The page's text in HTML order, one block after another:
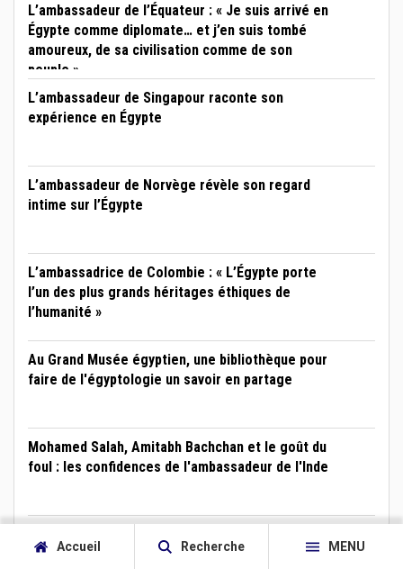
Accueil Recherche MENU
L’ambassadeur de l’Équateur : « Je suis arrivé en
Égypte comme diplomate… et j’en suis tombé
amoureux, de sa civilisation comme de son
peuple »
L’ambassadeur de Singapour raconte son
expérience en Égypte
L’ambassadeur de Norvège révèle son regard
intime sur l’Égypte
L’ambassadrice de Colombie : « L’Égypte porte
l’un des plus grands héritages éthiques de
l’humanité »
Au Grand Musée égyptien, une bibliothèque pour
faire de l'égyptologie un savoir en partage
Mohamed Salah, Amitabh Bachchan et le goût du
foul : les confidences de l'ambassadeur de l'Inde